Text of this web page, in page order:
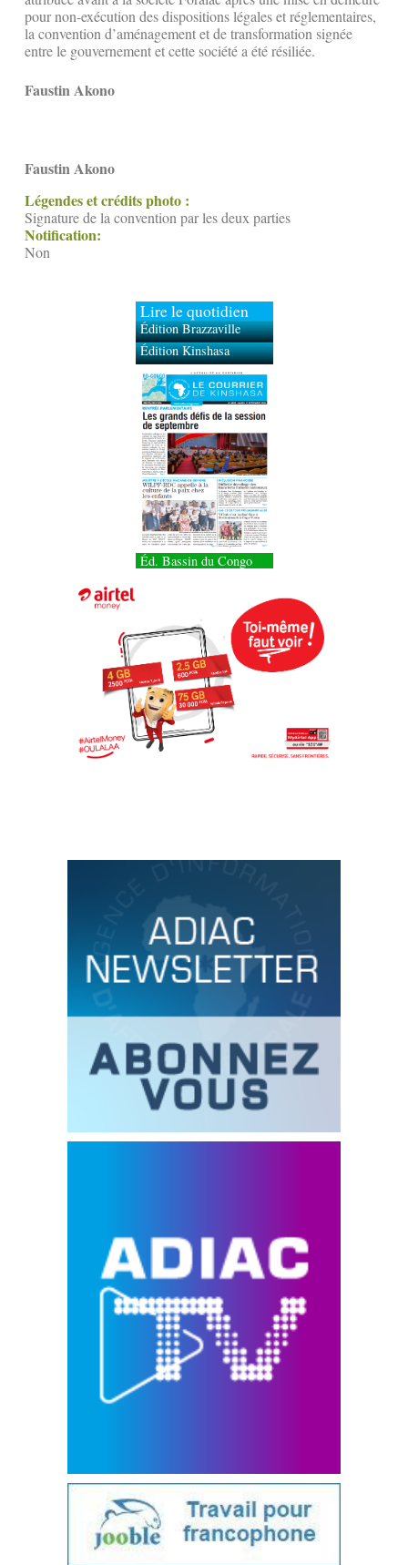
pour non-exécution des dispositions légales et réglementaires,
la convention d’aménagement et de transformation signée
entre le gouvernement et cette société a été résiliée.
Faustin Akono
Faustin Akono
Légendes et crédits photo :
Signature de la convention par les deux parties
Notification:
Non
Lire le quotidien
Édition Brazzaville
Édition Kinshasa
Éd. Bassin du Congo